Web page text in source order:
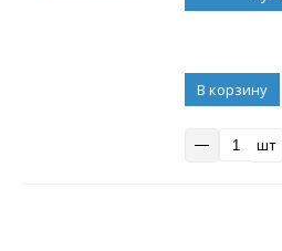
В корзину
шт